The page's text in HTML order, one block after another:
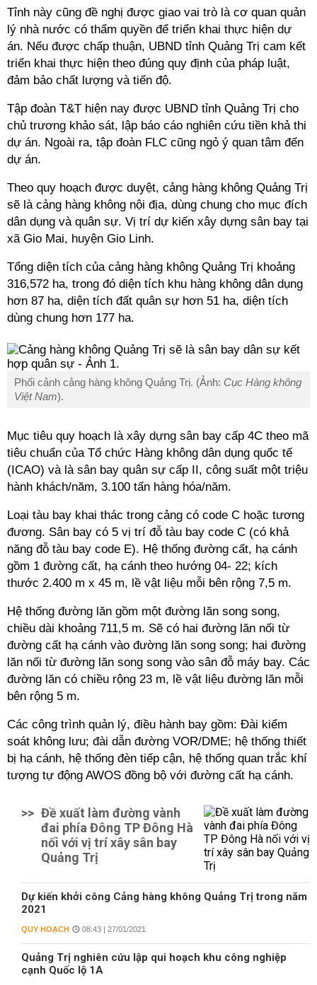
Tỉnh này cũng đề nghị được giao vai trò là cơ quan quản
lý nhà nước có thẩm quyền để triển khai thực hiện dự
án. Nếu được chấp thuận, UBND tỉnh Quảng Trị cam kết
triển khai thực hiện theo đúng quy định của pháp luật,
đảm bảo chất lượng và tiến độ.
Tập đoàn T&T hiện nay được UBND tỉnh Quảng Trị cho
chủ trương khảo sát, lập báo cáo nghiên cứu tiền khả thi
dự án. Ngoài ra, tập đoàn FLC cũng ngỏ ý quan tâm đến
dự án.
Theo quy hoạch được duyệt, cảng hàng không Quảng Trị
sẽ là cảng hàng không nội địa, dùng chung cho mục đích
dân dụng và quân sự. Vị trí dự kiến xây dựng sân bay tại
xã Gio Mai, huyện Gio Linh.
Tổng diện tích của cảng hàng không Quảng Trị khoảng
316,572 ha, trong đó diện tích khu hàng không dân dụng
hơn 87 ha, diện tích đất quân sự hơn 51 ha, diện tích
dùng chung hơn 177 ha.
Phối cảnh cảng hàng không Quảng Trị. (Ảnh: Cục Hàng không
Việt Nam).
Mục tiêu quy hoạch là xây dựng sân bay cấp 4C theo mã
tiêu chuẩn của Tổ chức Hàng không dân dụng quốc tế
(ICAO) và là sân bay quân sự cấp II, công suất một triệu
hành khách/năm, 3.100 tấn hàng hóa/năm.
Loại tàu bay khai thác trong cảng có code C hoặc tương
đương. Sân bay có 5 vị trí đỗ tàu bay code C (có khả
năng đỗ tàu bay code E). Hệ thống đường cất, hạ cánh
gồm 1 đường cất, hạ cánh theo hướng 04- 22; kích
thước 2.400 m x 45 m, lề vật liệu mỗi bên rộng 7,5 m.
Hệ thống đường lăn gồm một đường lăn song song,
chiều dài khoảng 711,5 m. Sẽ có hai đường lăn nối từ
đường cất hạ cánh vào đường lăn song song; hai đường
lăn nối từ đường lăn song song vào sân đỗ máy bay. Các
đường lăn có chiều rộng 23 m, lề vật liệu đường lăn mỗi
bên rộng 5 m.
Các công trình quản lý, điều hành bay gồm: Đài kiểm
soát không lưu; đài dẫn đường VOR/DME; hệ thống thiết
bị hạ cánh, hệ thống đèn tiếp cận, hệ thống quan trắc khí
tượng tự động AWOS đồng bộ với đường cất hạ cánh.
>> Đề xuất làm đường vành
đai phía Đông TP Đông Hà
nối với vị trí xây sân bay
Quảng Trị
Dự kiến khởi công Cảng hàng không Quảng Trị trong năm
2021
QUY HOẠCH 08:43 | 27/01/2021
Quảng Trị nghiên cứu lập qui hoạch khu công nghiệp
cạnh Quốc lộ 1A